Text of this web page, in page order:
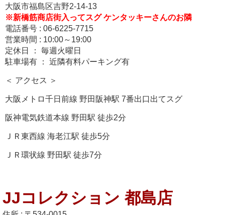
大阪市福島区吉野2-14-13
※新橋筋商店街入ってスグ ケンタッキーさんのお隣
電話番号 : 06-6225-7715
営業時間 : 10:00～19:00
定休日 ： 毎週火曜日
駐車場有 ： 近隣有料パーキング有
＜ アクセス ＞
大阪メトロ千日前線 野田阪神駅 7番出口出てスグ
阪神電気鉄道本線 野田駅 徒歩2分
ＪＲ東西線 海老江駅 徒歩5分
ＪＲ環状線 野田駅 徒歩7分
JJコレクション 都島店